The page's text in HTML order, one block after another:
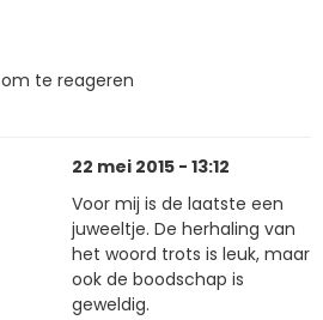
om te reageren
22 mei 2015 - 13:12
Voor mij is de laatste een
juweeltje. De herhaling van
het woord trots is leuk, maar
ook de boodschap is
geweldig.